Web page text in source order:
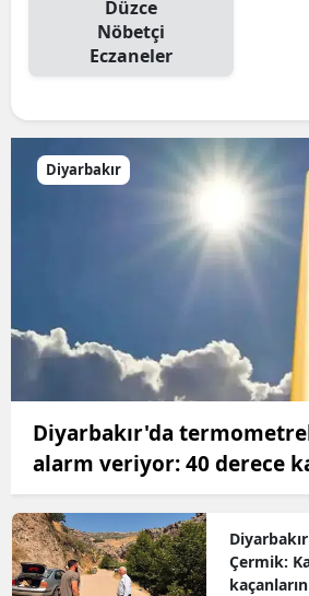
Düzce
Nöbetçi
Eczaneler
Diyarbakır
Diyarbakır'da
alarm veriyor: 40 derece
Çermik: